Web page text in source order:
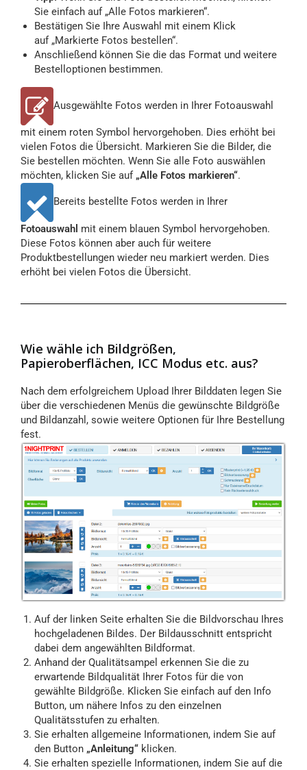
Sie einfach auf „Alle Fotos markieren“.
Bestätigen Sie Ihre Auswahl mit einem Klick
auf „Markierte Fotos bestellen“.
Anschließend können Sie die das Format und weitere
Bestelloptionen bestimmen.
Ausgewählte Fotos werden in Ihrer Fotoauswahl
mit einem roten Symbol hervorgehoben. Dies erhöht bei
vielen Fotos die Übersicht. Markieren Sie die Bilder, die
Sie bestellen möchten. Wenn Sie alle Foto auswählen
möchten, klicken Sie auf„Alle Fotos markieren“.
Bereits bestellte Fotos werden in Ihrer
Fotoauswahl mit einem blauen Symbol hervorgehoben.
Diese Fotos können aber auch für weitere
Produktbestellungen wieder neu markiert werden. Dies
erhöht bei vielen Fotos die Übersicht.
Wie wähle ich Bildgrößen,
Papieroberflächen, ICC Modus etc. aus?
Nach dem erfolgreichem Upload Ihrer Bilddaten legen Sie
über die verschiedenen Menüs die gewünschte Bildgröße
und Bildanzahl, sowie weitere Optionen für Ihre Bestellung
fest.
Auf der linken Seite erhalten Sie die Bildvorschau Ihres
hochgeladenen Bildes. Der Bildausschnitt entspricht
dabei dem angewählten Bildformat.
Anhand der Qualitätsampel erkennen Sie die zu
erwartende Bildqualität Ihrer Fotos für die von
gewählte Bildgröße. Klicken Sie einfach auf den Info
Button, um nähere Infos zu den einzelnen
Qualitätsstufen zu erhalten.
Sie erhalten allgemeine Informationen, indem Sie auf
den Button „Anleitung“ klicken.
Sie erhalten spezielle Informationen, indem Sie auf die